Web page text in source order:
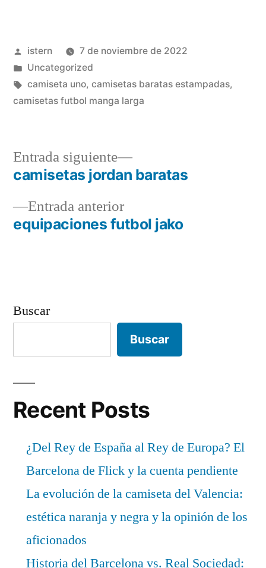
Publicado
por
istern
7 de noviembre de 2022
Publicado
en
Uncategorized
Etiquetas:
camiseta uno, camisetas baratas estampadas,
camisetas futbol manga larga
Navegación
de
entradas
Entrada anteriorEntrada
anterior:
equipaciones futbol jako
Entrada siguiente
Entrada
siguiente:
camisetas jordan baratas
Buscar
Buscar
Recent Posts
¿Del Rey de España al Rey de Europa? El
Barcelona de Flick y la cuenta pendiente
La evolución de la camiseta del Valencia:
estética naranja y negra y la opinión de los
aficionados
Historia del Barcelona vs. Real Sociedad: